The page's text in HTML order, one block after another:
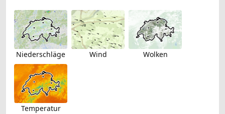
Niederschläge Wind Wolken
Temperatur